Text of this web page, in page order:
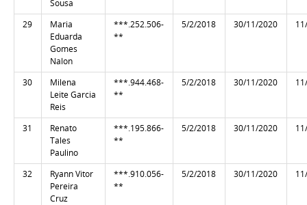
Sousa
29
Maria
Eduarda
Gomes
Nalon
***.252.506-
**
5/2/2018 30/11/2020
30
Milena
Leite Garcia
Reis
***.944.468-
**
5/2/2018 30/11/2020
31
Renato
Tales
Paulino
***.195.866-
**
5/2/2018 30/11/2020
32
Ryann Vitor
Pereira
Cruz
***.910.056-
**
5/2/2018 30/11/2020